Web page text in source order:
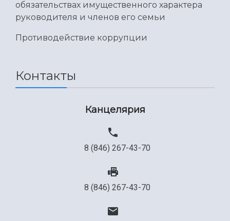
Международный межвузовский кампус
Сведения об образовательной организации
обязательствах имущественного характера
руководителя и членов его семьи
Противодействие коррупции
Контакты
Канцелярия
8 (846) 267-43-70
8 (846) 267-43-70